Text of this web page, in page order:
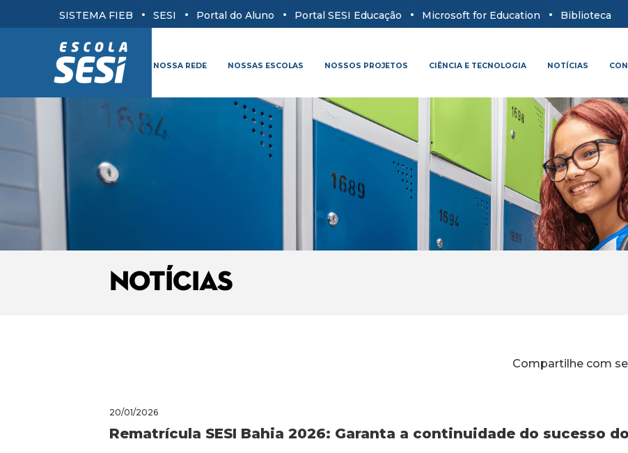
SISTEMA FIEB
.
SESI Portal do Aluno Portal SESI Educação Microsoft for Education Biblioteca
NOSSA REDE NOSSAS ESCOLAS NOSSOS PROJETOS CIÊNCIA E TECNOLOGIA NOTÍCIAS
NOTÍCIAS
Compartilhe com
20/01/2026
Rematrícula SESI Bahia 2026: Garanta a continuidade do sucesso